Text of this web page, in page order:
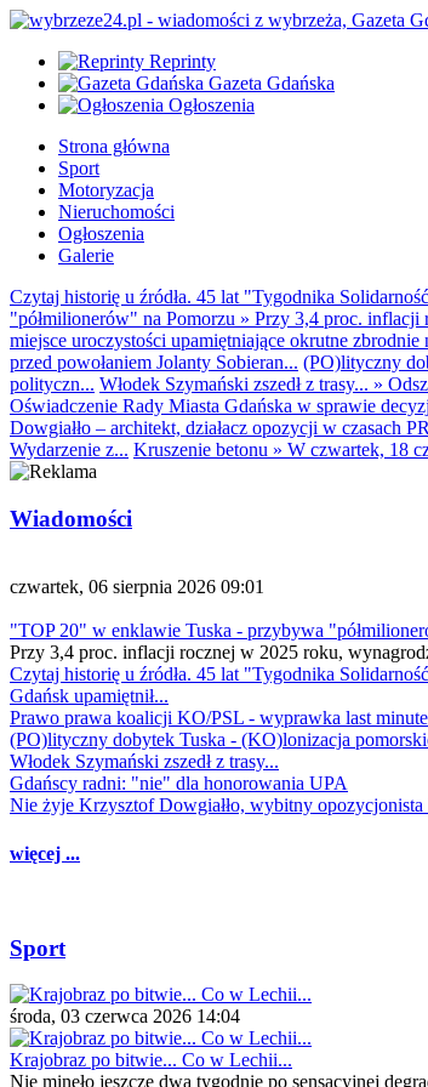
Reprinty
Gazeta Gdańska
Ogłoszenia
Strona główna
Sport
Motoryzacja
Nieruchomości
Ogłoszenia
Galerie
Czytaj historię u źródła. 45 lat "Tygodnika
"półmilionerów" na Pomorzu » Przy 3,4 proc. inflacji
miejsce uroczystości upamiętniające okrutne zbrodnie
przed powołaniem Jolanty Sobieran... (PO)lityczny
polityczn... Włodek Szymański zszedł z trasy... »
Oświadczenie Rady Miasta Gdańska w sprawie
Dowgiałło – architekt, działacz opozycji w czasach
Wydarzenie z... Kruszenie betonu » W czwartek, 18
Wiadomości
czwartek, 06 sierpnia 2026 09:01
"TOP 20" w enklawie Tuska - przybywa
Przy 3,4 proc. inflacji rocznej w 2025 roku,
Czytaj historię u źródła. 45 lat "Tygodnika
Gdańsk upamiętnił...
Prawo prawa koalicji KO/PSL - wyprawka last
(PO)lityczny dobytek Tuska - (KO)lonizacja
Włodek Szymański zszedł z trasy...
Gdańscy radni: "nie" dla honorowania UPA
Nie żyje Krzysztof Dowgiałło, wybitny
więcej ...
Sport
środa, 03 czerwca 2026 14:04
Krajobraz po bitwie... Co w Lechii...
Nie minęło jeszcze dwa tygodnie po sensacyjnej